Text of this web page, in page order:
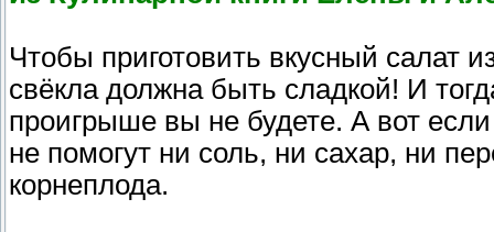
добавить в кастрюлю промытый крупно
медленном огне. За 3-5 минут до
поставить в холодильник. Подавать
Чтобы приготовить вкусный салат
свёкла должна быть сладкой! И
проигрыше вы не будете. А вот если
не помогут ни соль, ни сахар, ни
корнеплода.